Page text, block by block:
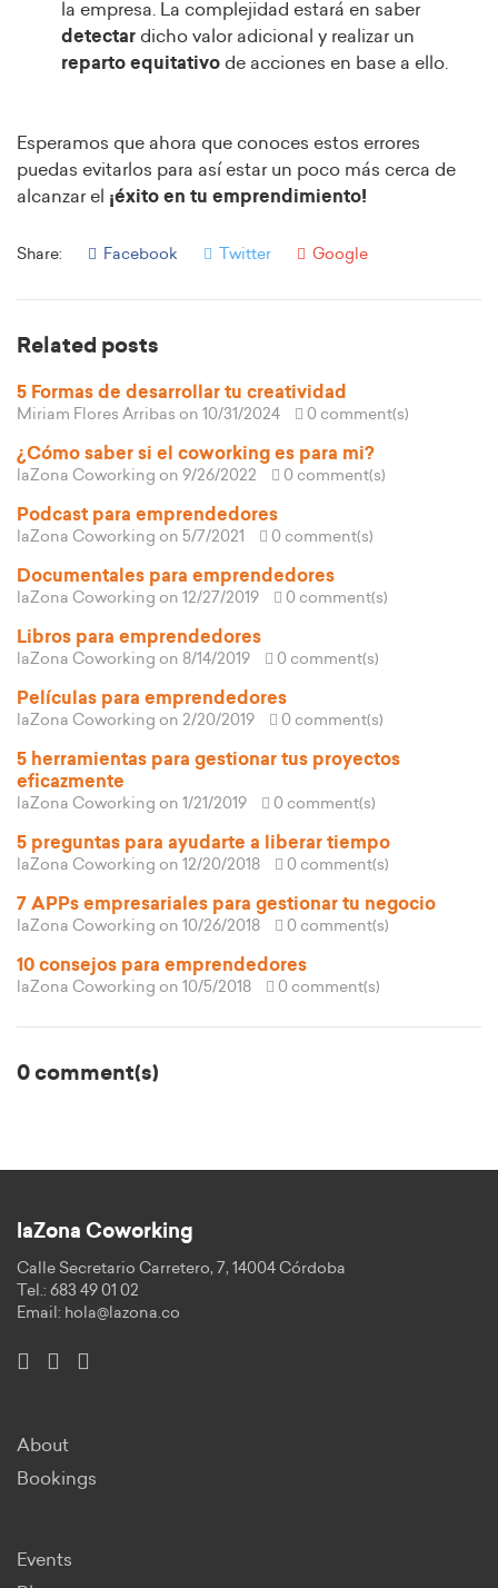
la empresa. La complejidad estará en saber
detectar dicho valor adicional y realizar un
reparto equitativo de acciones en base a ello.
Esperamos que ahora que conoces estos errores
puedas evitarlos para así estar un poco más cerca de
alcanzar el ¡éxito en tu emprendimiento!
Share: Facebook Twitter Google
Related posts
5 Formas de desarrollar tu creatividad
Miriam Flores Arribas on 10/31/2024 0 comment(s)
¿Cómo saber si el coworking es para mi?
laZona Coworking on 9/26/2022 0 comment(s)
Podcast para emprendedores
laZona Coworking on 5/7/2021 0 comment(s)
Documentales para emprendedores
laZona Coworking on 12/27/2019 0 comment(s)
Libros para emprendedores
laZona Coworking on 8/14/2019 0 comment(s)
Películas para emprendedores
laZona Coworking on 2/20/2019 0 comment(s)
5 herramientas para gestionar tus proyectos
eficazmente
laZona Coworking on 1/21/2019 0 comment(s)
5 preguntas para ayudarte a liberar tiempo
laZona Coworking on 12/20/2018 0 comment(s)
7 APPs empresariales para gestionar tu negocio
laZona Coworking on 10/26/2018 0 comment(s)
10 consejos para emprendedores
laZona Coworking on 10/5/2018 0 comment(s)
0 comment(s)
laZona Coworking
Calle Secretario Carretero, 7, 14004 Córdoba
Tel.: 683 49 01 02
Email: hola@lazona.co
About
Bookings
Events